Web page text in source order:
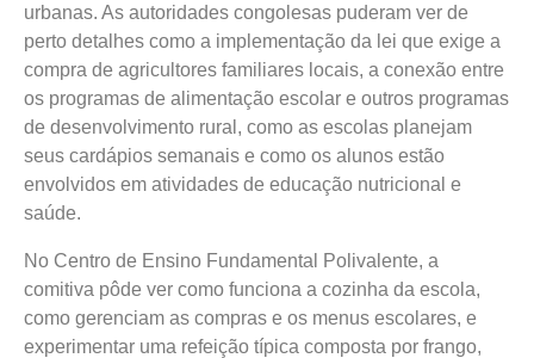
urbanas. As autoridades congolesas puderam ver de
perto detalhes como a implementação da lei que exige a
compra de agricultores familiares locais, a conexão entre
os programas de alimentação escolar e outros programas
de desenvolvimento rural, como as escolas planejam
seus cardápios semanais e como os alunos estão
envolvidos em atividades de educação nutricional e
saúde.
No Centro de Ensino Fundamental Polivalente, a
comitiva pôde ver como funciona a cozinha da escola,
como gerenciam as compras e os menus escolares, e
experimentar uma refeição típica composta por frango,